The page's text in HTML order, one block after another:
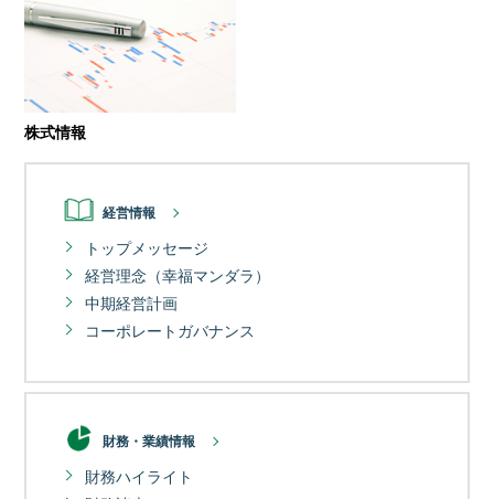
株式情報
経営情報
トップメッセージ
経営理念（幸福マンダラ）
中期経営計画
コーポレートガバナンス
財務・業績情報
財務ハイライト